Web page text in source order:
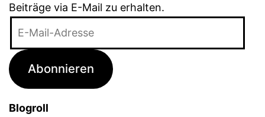
Beiträge via E-Mail zu erhalten.
Adresse
Abonnieren
Blogroll